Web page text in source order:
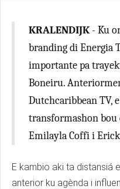
KRALENDIJK- Ku
branding di Energia
importante pa
Boneiru.
Dutchcaribbean TV,
transformashon
Emilayla Coffi i
E kambio aki ta distansiá
anterior ku agènda i